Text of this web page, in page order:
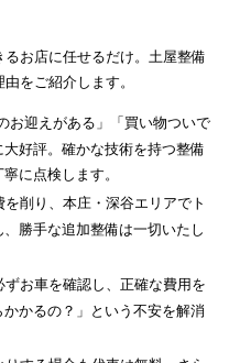
お店に任せるだけ。土屋整備
をご紹介します。
お迎えがある」「買い物ついで
好評。確かな技術を持つ整備
に点検します。
を削り、本庄・深谷エリアでト
勝手な追加整備は一切いたし
ずお車を確認し、正確な費用を
かるの？」という不安を解消